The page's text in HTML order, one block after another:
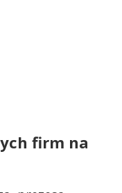
firm na